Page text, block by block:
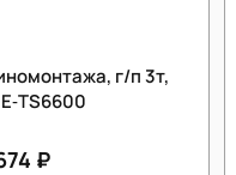
г/п 3т,
₽